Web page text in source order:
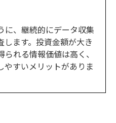
に、継続的にデータ収集
ます。投資金額が大き
れる情報価値は高く、
やすいメリットがありま